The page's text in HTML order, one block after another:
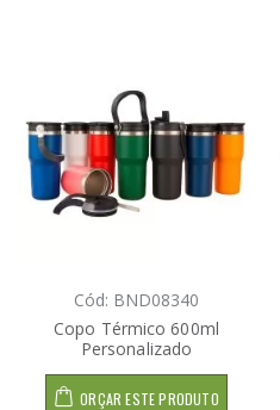
Cód: BND08340
Copo Térmico 600ml
Personalizado
ORÇAR ESTE PRODUTO